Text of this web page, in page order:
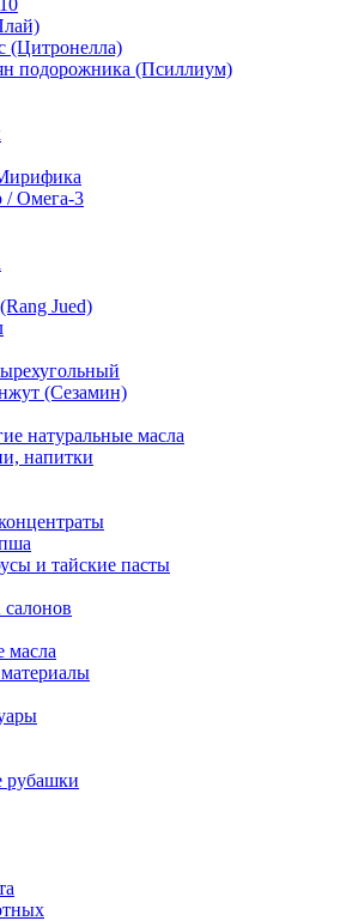
(Цитронелла)
подорожника (Псиллиум)
Омега-3
Jued)
(Сезамин)
натуральные масла
напитки
и тайские пасты
масла
рубашки